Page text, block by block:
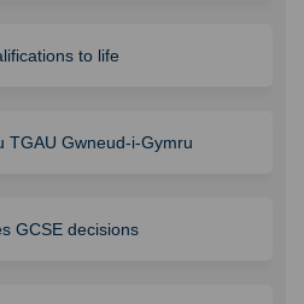
to life
TGAU Gwneud-i-Gymru
GCSE decisions